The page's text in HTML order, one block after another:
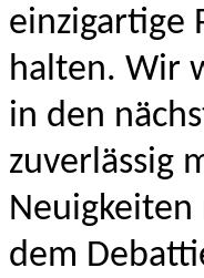
einzigartige
halten. Wir
in den
zuverlässig
dem